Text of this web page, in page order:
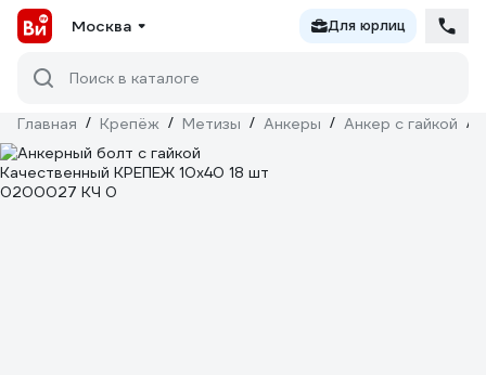
Москва Для юрлиц
Поиск в каталоге
Главная / Крепёж / Метизы / Анкеры / Анкер с гайкой /